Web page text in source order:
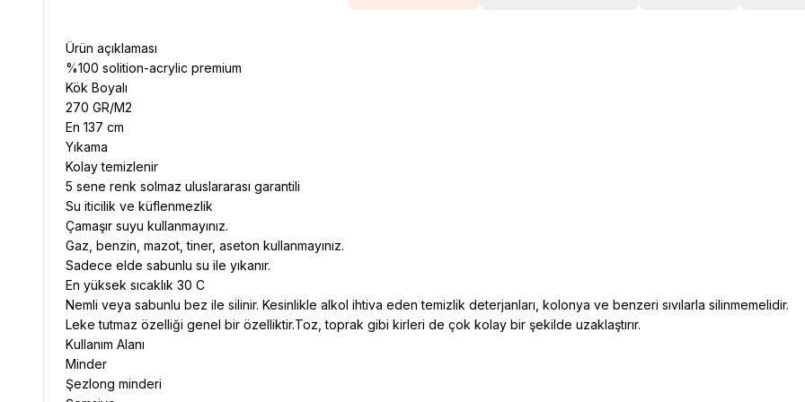
Ürün açıklaması
%100 solition-acrylic premium
Kök Boyalı
270 GR/M2
En 137 cm
Yıkama
Kolay temizlenir
5 sene renk solmaz uluslararası garantili
Su iticilik ve küflenmezlik
Çamaşır suyu kullanmayınız.
Gaz, benzin, mazot, tiner, aseton kullanmayınız.
Sadece elde sabunlu su ile yıkanır.
En yüksek sıcaklık 30 C
Nemli veya sabunlu bez ile silinir. Kesinlikle alkol ihtiva eden temizlik deterjanları, kolonya ve benzeri sıvılarla silinmemelidir.
Leke tutmaz özelliği genel bir özelliktir.Toz, toprak gibi kirleri de çok kolay bir şekilde uzaklaştırır.
Kullanım Alanı
Minder
Şezlong minderi